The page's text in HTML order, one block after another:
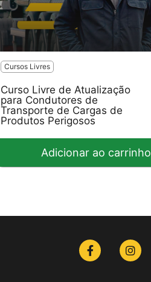
Cursos Livres
Curso Livre de Atualização
para Condutores de
Transporte de Cargas de
Produtos Perigosos
Adicionar ao carrinho